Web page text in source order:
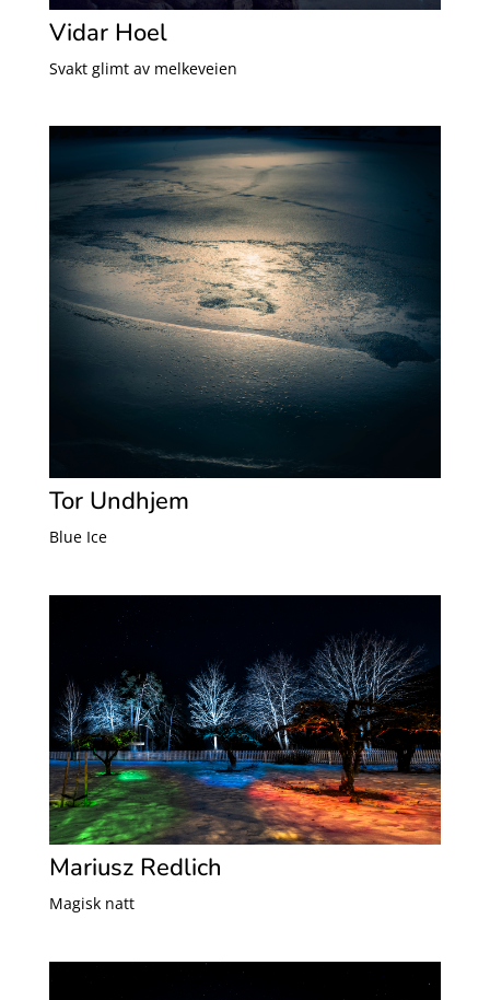
Vidar Hoel
Svakt glimt av melkeveien
Tor Undhjem
Blue Ice
Mariusz Redlich
Magisk natt